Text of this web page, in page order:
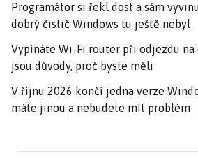
Programátor si řekl dost a sám
dobrý čistič Windows tu ještě nebyl
Vypínáte Wi-Fi router při odjezdu na
jsou důvody, proč byste měli
V říjnu 2026 končí jedna verze
máte jinou a nebudete mít problém